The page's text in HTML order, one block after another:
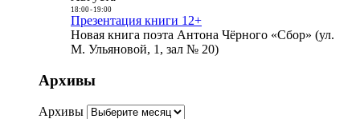
18:00- 19:00
Презентация книги 12+
Новая книга поэта Антона Чёрного «Сбор» (ул.
М. Ульяновой, 1, зал № 20)
Архивы
Архивы